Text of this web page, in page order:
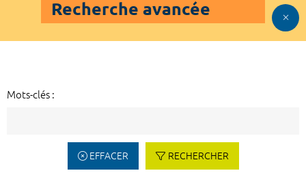
Recherche avancée
Mots-clés :
EFFACER RECHERCHER